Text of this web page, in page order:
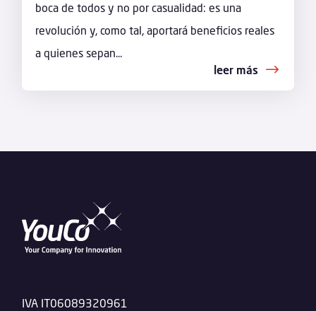
boca de todos y no por casualidad: es una
revolución y, como tal, aportará beneficios reales
a quienes sepan...
leer más
IVA IT06089320961